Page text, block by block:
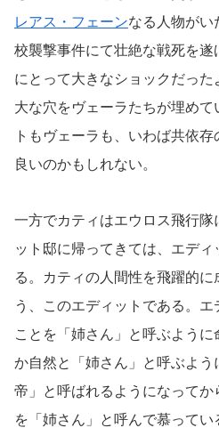
レアス・フェーンなる人物がい
校襲撃事件にて壮絶な戦死を
にとって大きなショックだっ
大な穴をヴェーラたちが埋め
トもヴェーラも、いわば共依
良いのかもしれない。
一方でカティはエウロス飛行隊
ット邸に帰ってきては、エデ
る。カティの人間性を飛躍的
う、このエディットである。
ことを「姉さん」と呼ぶよう
か自然と「姉さん」と呼ぶよ
帝」と呼ばれるようになってか
を「姉さん」と呼んで慕って